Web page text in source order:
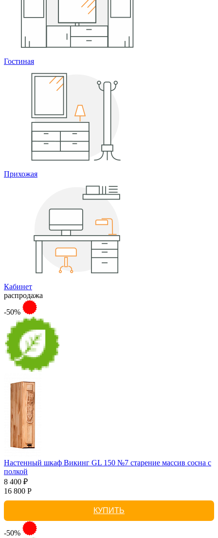
Гостиная
Прихожая
Кабинет
распродажа
-50%
Настенный шкаф Викинг GL 150 №7 старение массив сосна с
полкой
8 400 ₽
16 800 Р
КУПИТЬ
-50%